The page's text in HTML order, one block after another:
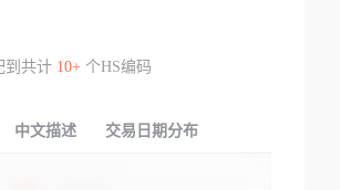
到共计 10+个HS编码
中文描述 交易日期分布